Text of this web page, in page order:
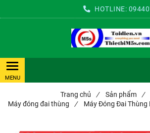
HOTLINE:
Trang chủ / Sản phẩm /
Máy đóng đai thùng
/ Máy Đóng Đai Thùng